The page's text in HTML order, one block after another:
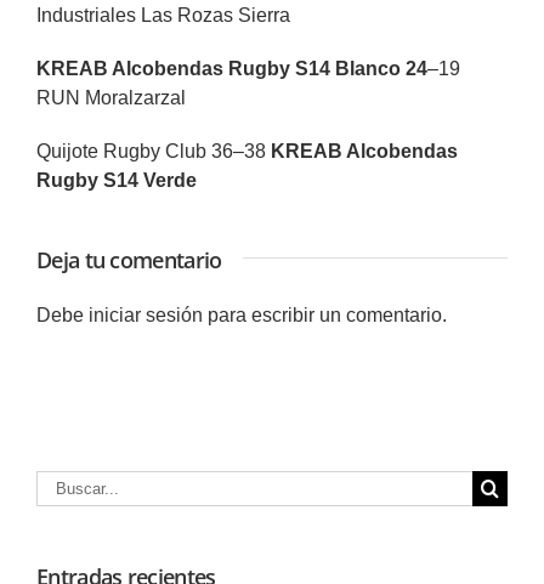
Industriales Las Rozas Sierra
KREAB Alcobendas Rugby S14 Blanco 24–19
RUN Moralzarzal
Quijote Rugby Club 36–38 KREAB Alcobendas
Rugby S14 Verde
Deja tu comentario
Debe iniciar sesión para escribir un comentario.
Buscar:
Entradas recientes